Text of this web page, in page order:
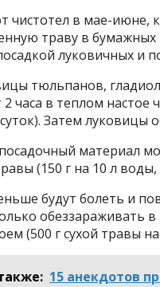
чистотел в мае-июне,
траву в бумажных
луковичных и
тюльпанов,
часа в теплом настое
Затем
материал
(150 г на 10 л
будут болеть и
обеззараживать
(500 г сухой травы
15 анекдотов